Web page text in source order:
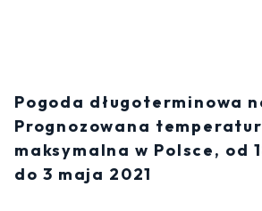
Pogoda długoterminowa
Prognozowana
maksymalna w Polsce, od
do 3 maja 2021